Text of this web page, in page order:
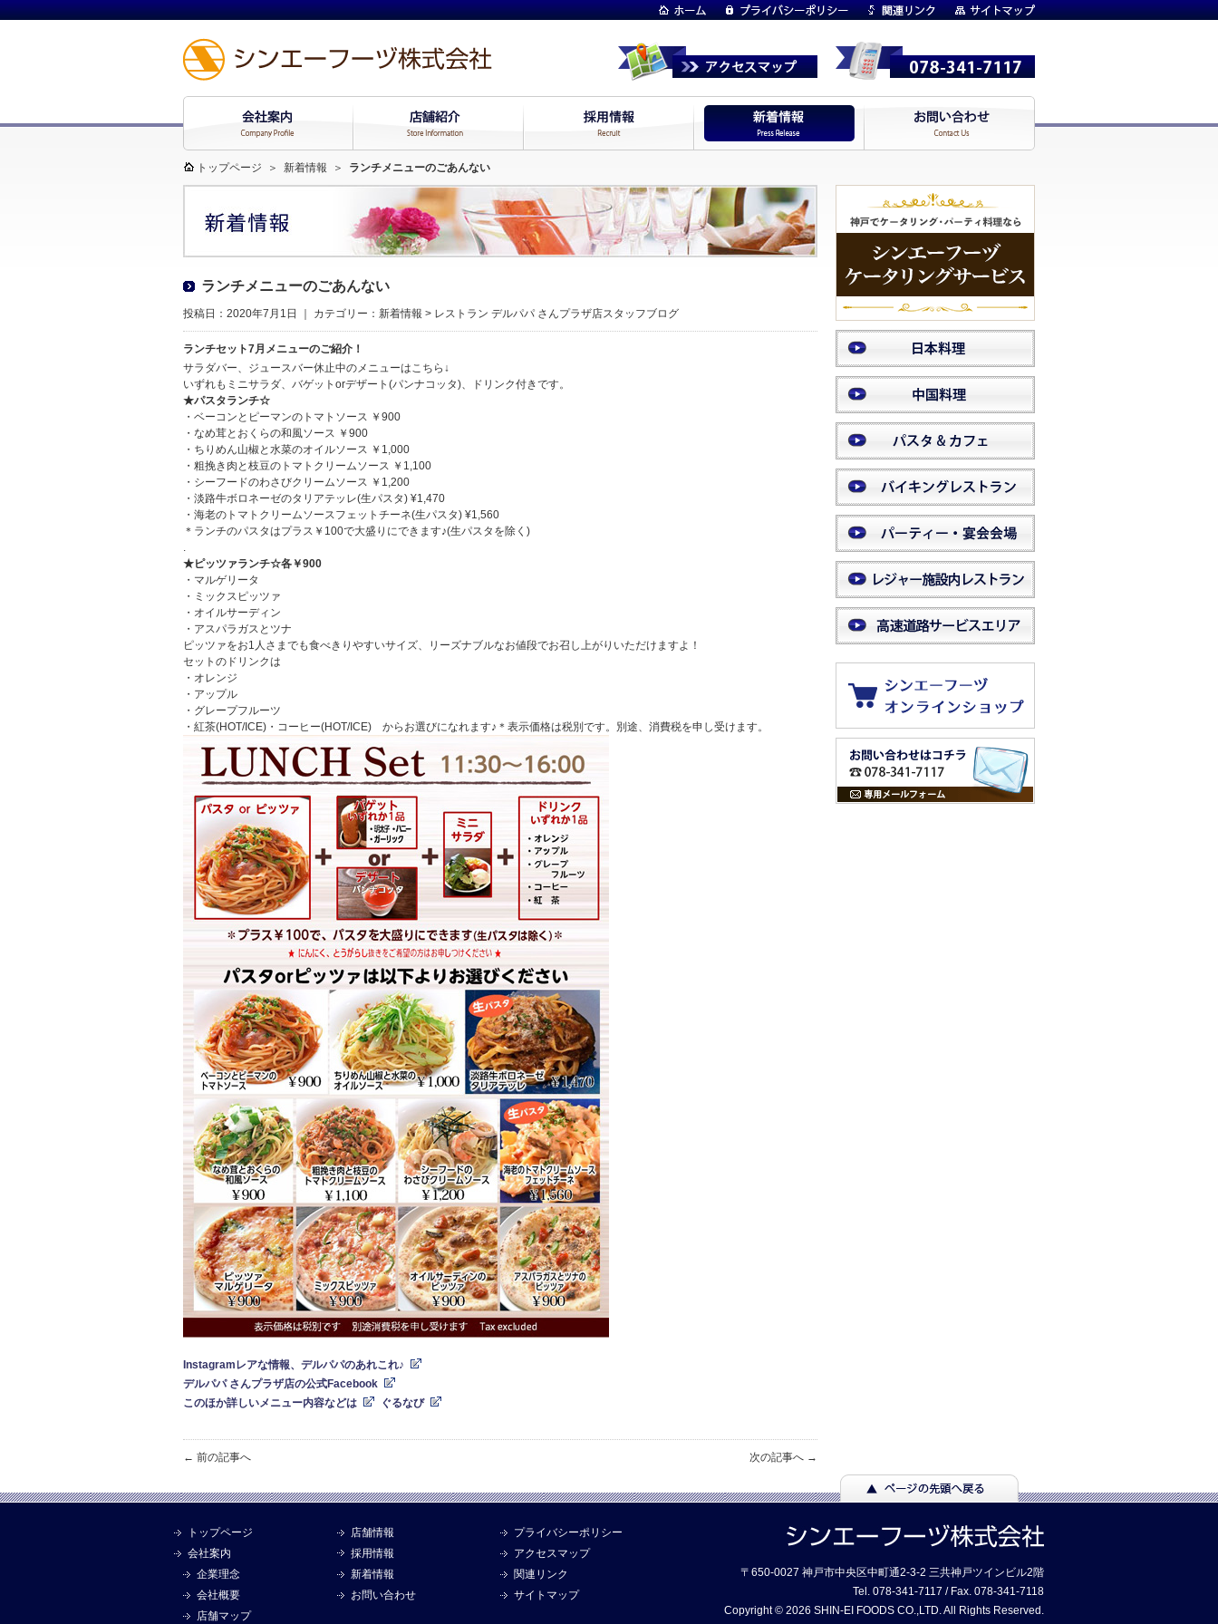
トップページ ＞ 新着情報 ＞ ランチメニューのごあんない
ランチメニューのごあんない
投稿日：2020年7月1日 ｜ カテゴリー： 新着情報 > レストラン デルパパ さんプラザ店スタッフブログ
ランチセット7月メニューのご紹介！
サラダバー、ジュースバー休止中のメニューはこちら↓
いずれもミニサラダ、バゲットorデザート(パンナコッタ)、ドリンク付きです。
★パスタランチ☆
・ベーコンとピーマンのトマトソース ￥900
・なめ茸とおくらの和風ソース ￥900
・ちりめん山椒と水菜のオイルソース ￥1,000
・粗挽き肉と枝豆のトマトクリームソース ￥1,100
・シーフードのわさびクリームソース ￥1,200
・淡路牛ボロネーゼのタリアテッレ(生パスタ) ¥1,470
・海老のトマトクリームソースフェットチーネ(生パスタ) ¥1,560
＊ランチのパスタはプラス￥100で大盛りにできます♪(生パスタを除く)
.
★ピッツァランチ☆各￥900
・マルゲリータ
・ミックスピッツァ
・オイルサーディン
・アスパラガスとツナ
ピッツァをお1人さまでも食べきりやすいサイズ、リーズナブルなお値段でお召し上がりいただけますよ！
セットのドリンクは
・オレンジ
・アップル
・グレープフルーツ
・紅茶(HOT/ICE)・コーヒー(HOT/ICE) からお選びになれます♪＊表示価格は税別です。別途、消費税を申し受けます。
Instagramレアな情報、デルパパのあれこれ♪
デルパパ さんプラザ店の公式Facebook
このほか詳しいメニュー内容などは
ぐるなび
← 前の記事へ 次の記事へ →
トップページ
会社案内
企業理念
会社概要
店舗マップ
店舗情報
採用情報
新着情報
お問い合わせ
プライバシーポリシー
アクセスマップ
関連リンク
サイトマップ
〒650-0027 神戸市中央区中町通2-3-2 三共神戸ツインビル2階
Tel. 078-341-7117 / Fax. 078-341-7118
Copyright © 2026 SHIN-EI FOODS CO.,LTD. All Rights Reserved.